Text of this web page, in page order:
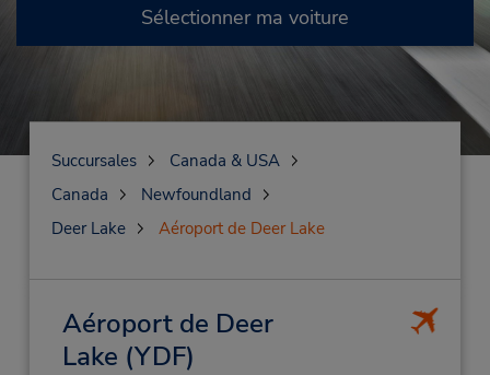
Sélectionner ma voiture
Succursales
Canada & USA
Canada
Newfoundland
Deer Lake
Aéroport de Deer Lake
Aéroport de Deer
Lake (YDF)